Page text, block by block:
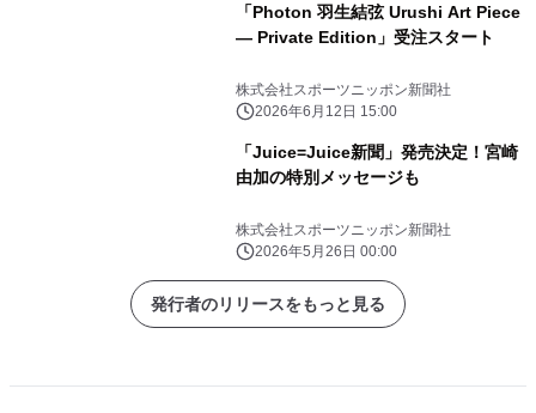
「Photon 羽生結弦 Urushi Art Piece
― Private Edition」受注スタート
株式会社スポーツニッポン新聞社
2026年6月12日 15:00
「Juice=Juice新聞」発売決定！宮崎
由加の特別メッセージも
株式会社スポーツニッポン新聞社
2026年5月26日 00:00
発行者のリリースをもっと見る